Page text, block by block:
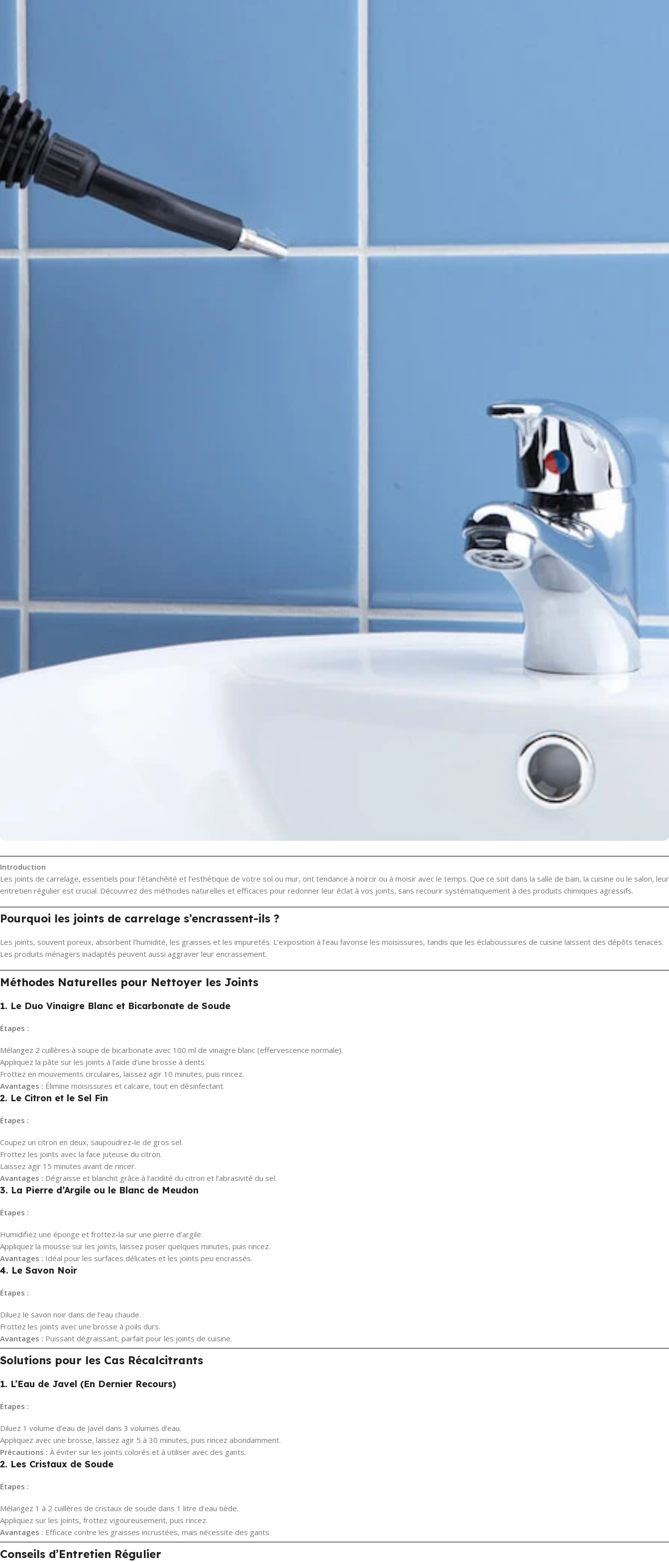
Introduction
Les joints de carrelage, essentiels pour l’étanchéité et l’esthétique de votre sol ou mur, ont tendance à noircir ou à moisir avec le temps. Que ce soit dans la salle de bain, la cuisine ou le salon, leur
entretien régulier est crucial. Découvrez des méthodes naturelles et efficaces pour redonner leur éclat à vos joints, sans recourir systématiquement à des produits chimiques agressifs.
Pourquoi les joints de carrelage s’encrassent-ils ?
Les joints, souvent poreux, absorbent l’humidité, les graisses et les impuretés. L’exposition à l’eau favorise les moisissures, tandis que les éclaboussures de cuisine laissent des dépôts tenaces.
Les produits ménagers inadaptés peuvent aussi aggraver leur encrassement.
Méthodes Naturelles pour Nettoyer les Joints
1. Le Duo Vinaigre Blanc et Bicarbonate de Soude
Étapes :
Mélangez 2 cuillères à soupe de bicarbonate avec 100 ml de vinaigre blanc (effervescence normale).
Appliquez la pâte sur les joints à l’aide d’une brosse à dents.
Frottez en mouvements circulaires, laissez agir 10 minutes, puis rincez.
Avantages : Élimine moisissures et calcaire, tout en désinfectant.
2. Le Citron et le Sel Fin
Étapes :
Coupez un citron en deux, saupoudrez-le de gros sel.
Frottez les joints avec la face juteuse du citron.
Laissez agir 15 minutes avant de rincer.
Avantages : Dégraisse et blanchit grâce à l’acidité du citron et l’abrasivité du sel.
3. La Pierre d’Argile ou le Blanc de Meudon
Étapes :
Humidifiez une éponge et frottez-la sur une pierre d’argile.
Appliquez la mousse sur les joints, laissez poser quelques minutes, puis rincez.
Avantages : Idéal pour les surfaces délicates et les joints peu encrassés.
4. Le Savon Noir
Étapes :
Diluez le savon noir dans de l’eau chaude.
Frottez les joints avec une brosse à poils durs.
Avantages : Puissant dégraissant, parfait pour les joints de cuisine.
Solutions pour les Cas Récalcitrants
1. L’Eau de Javel (En Dernier Recours)
Étapes :
Diluez 1 volume d’eau de Javel dans 3 volumes d’eau.
Appliquez avec une brosse, laissez agir 5 à 30 minutes, puis rincez abondamment.
Précautions : À éviter sur les joints colorés et à utiliser avec des gants.
2. Les Cristaux de Soude
Étapes :
Mélangez 1 à 2 cuillères de cristaux de soude dans 1 litre d’eau tiède.
Appliquez sur les joints, frottez vigoureusement, puis rincez.
Avantages : Efficace contre les graisses incrustées, mais nécessite des gants.
Conseils d’Entretien Régulier